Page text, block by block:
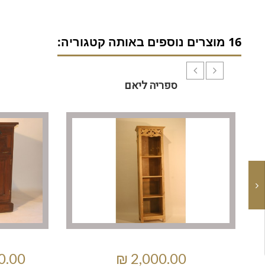
16 מוצרים נוספים באותה קטגוריה:
ספריה ליאם
‏2,000.00 ₪